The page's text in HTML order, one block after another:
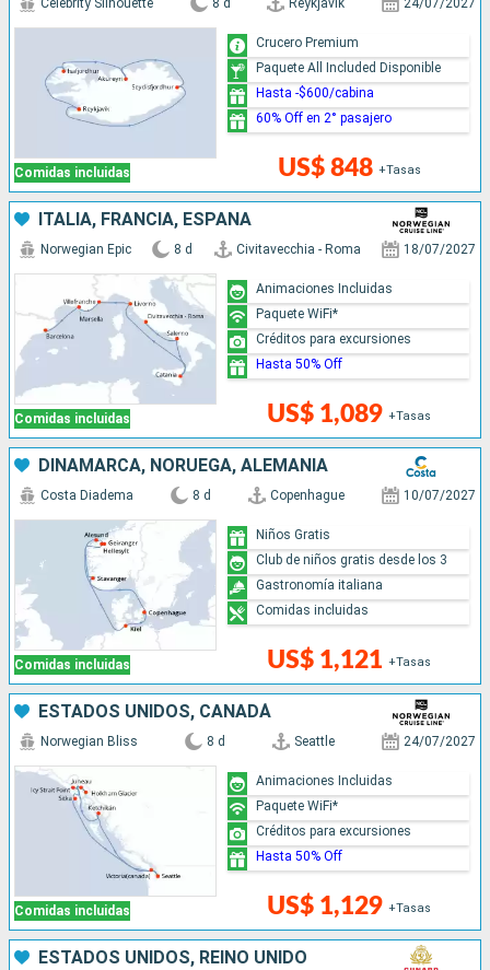
Comidas incluidas
Celebrity Silhouette 8 d Reykjavik 24/07/2027
US$ 848 +Tasas
Crucero Premium
Paquete All Included Disponible
Hasta -$600/cabina
60% Off en 2° pasajero
ITALIA, FRANCIA, ESPAÑA
Comidas incluidas
Norwegian Epic 8 d Civitavecchia - Roma 18/07/2027
US$ 1,089 +Tasas
Animaciones Incluidas
Paquete WiFi*
Créditos para excursiones
Hasta 50% Off
DINAMARCA, NORUEGA, ALEMANIA
Comidas incluidas
Costa Diadema 8 d Copenhague 10/07/2027
US$ 1,121 +Tasas
Niños Gratis
Club de niños gratis desde los 3
Gastronomía italiana
Comidas incluidas
ESTADOS UNIDOS, CANADÁ
Comidas incluidas
Norwegian Bliss 8 d Seattle 24/07/2027
US$ 1,129 +Tasas
Animaciones Incluidas
Paquete WiFi*
Créditos para excursiones
Hasta 50% Off
ESTADOS UNIDOS, REINO UNIDO